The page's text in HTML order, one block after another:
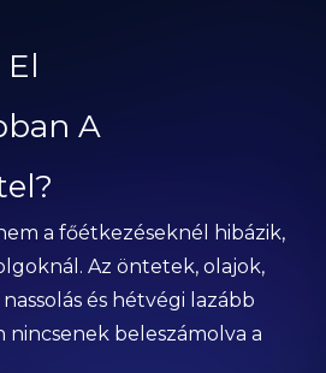
A
a főétkezéseknél hibázik,
Az öntetek, olajok,
és hétvégi lazább
nincsenek beleszámolva a